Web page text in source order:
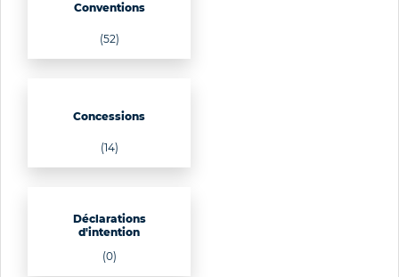
Conventions
(52)
Concessions
(14)
Déclarations
d'intention
(0)